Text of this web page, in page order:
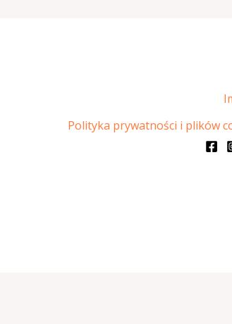
Polityka prywatności i plików